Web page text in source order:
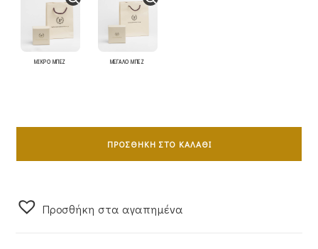
ΜΙΚΡΟ ΜΠΕΖ ΜΕΓΑΛΟ ΜΠΕΖ
Με
Λευκόχρυσος
ΠΡΟΣΘΉΚΗ ΣΤΟ ΚΑΛΆΘΙ
Προσθήκη στα αγαπημένα